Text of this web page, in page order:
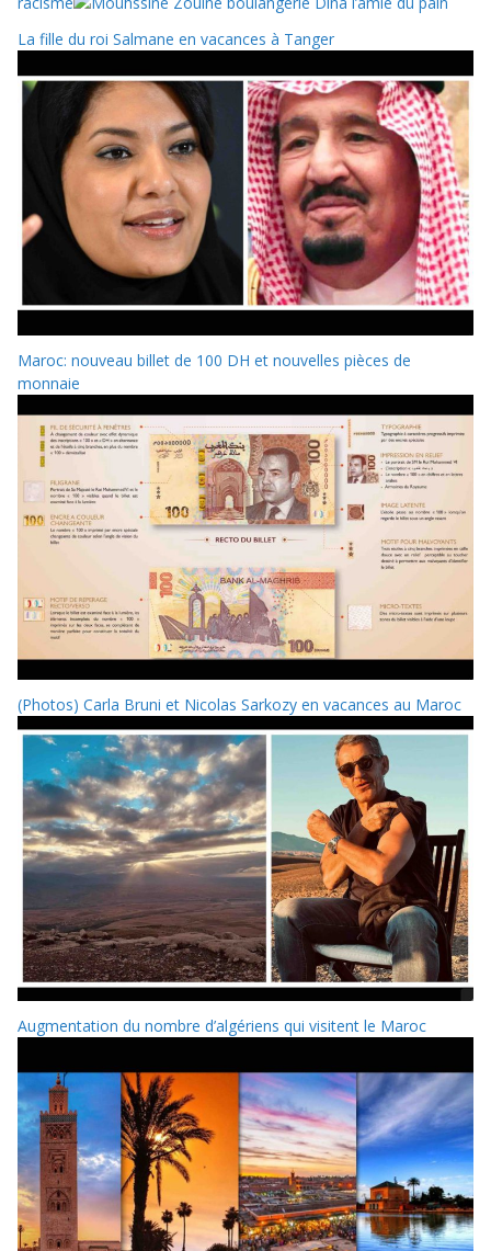
La fille du roi Salmane en vacances à Tanger
Maroc: nouveau billet de 100 DH et nouvelles pièces de
monnaie
(Photos) Carla Bruni et Nicolas Sarkozy en vacances au Maroc
Augmentation du nombre d’algériens qui visitent le Maroc